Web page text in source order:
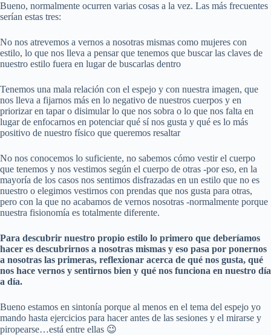
Bueno, normalmente ocurren varias cosas a la vez. Las más frecuentes
serían estas tres:
No nos atrevemos a vernos a nosotras mismas como mujeres con
estilo, lo que nos lleva a pensar que tenemos que buscar las claves de
nuestro estilo fuera en lugar de buscarlas dentro
Tenemos una mala relación con el espejo y con nuestra imagen, que
nos lleva a fijarnos más en lo negativo de nuestros cuerpos y en
priorizar en tapar o disimular lo que nos sobra o lo que nos falta en
lugar de enfocarnos en potenciar qué sí nos gusta y qué es lo más
positivo de nuestro físico que queremos resaltar
No nos conocemos lo suficiente, no sabemos cómo vestir el cuerpo
que tenemos y nos vestimos según el cuerpo de otras -por eso, en la
mayoría de los casos nos sentimos disfrazadas en un estilo que no es
nuestro o elegimos vestirnos con prendas que nos gusta para otras,
pero con la que no acabamos de vernos nosotras -normalmente porque
nuestra fisionomía es totalmente diferente.
Para descubrir nuestro propio estilo lo primero que deberíamos
hacer es descubrirnos a nosotras mismas y eso pasa por ponernos
a nosotras las primeras, reflexionar acerca de qué nos gusta, qué
nos hace vernos y sentirnos bien y qué nos funciona en nuestro día
a día.
Bueno estamos en sintonía porque al menos en el tema del espejo yo
mando hasta ejercicios para hacer antes de las sesiones y el mirarse y
piropearse…está entre ellas 😉